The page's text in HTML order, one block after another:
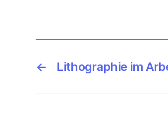
← Lithographie im